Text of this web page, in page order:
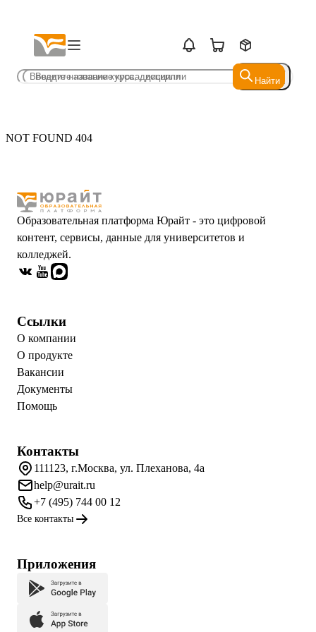
Найти
Найти
NOT FOUND 404
Образовательная платформа Юрайт - это цифровой
контент, сервисы, данные для университетов и
колледжей.
Ссылки
О компании
О продукте
Вакансии
Документы
Помощь
Контакты
111123, г.Москва, ул. Плеханова, 4а
help@urait.ru
+7 (495) 744 00 12
Все контакты
Приложения